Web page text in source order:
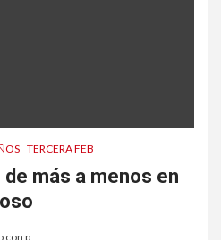
TERCERA FEB
más a menos en
con p